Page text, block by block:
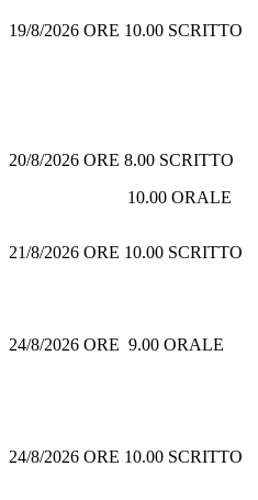
19/8/2026 ORE 10.00 SCRITTO
20/8/2026 ORE 8.00 SCRITTO
10.00 ORALE
21/8/2026 ORE 10.00 SCRITTO
24/8/2026 ORE 9.00 ORALE
24/8/2026 ORE 10.00 SCRITTO